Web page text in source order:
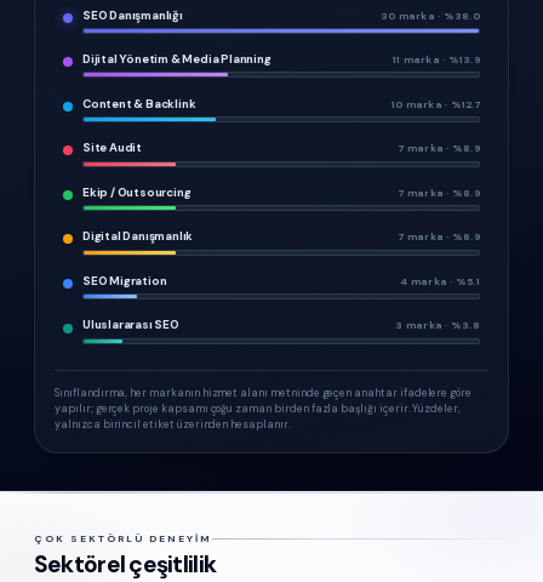
SEO Danışmanlığı 30 marka · %38.0
Dijital Yönetim & Media Planning 11 marka · %13.9
Content & Backlink 10 marka · %12.7
Site Audit 7 marka · %8.9
Ekip / Outsourcing 7 marka · %8.9
Digital Danışmanlık 7 marka · %8.9
SEO Migration 4 marka · %5.1
Uluslararası SEO 3 marka · %3.8
Sınıflandırma, her markanın hizmet alanı metninde geçen anahtar ifadelere göre
yapılır; gerçek proje kapsamı çoğu zaman birden fazla başlığı içerir. Yüzdeler,
yalnızca birincil etiket üzerinden hesaplanır.
ÇOK SEKTÖRLÜ DENEYIM
Sektörel çeşitlilik